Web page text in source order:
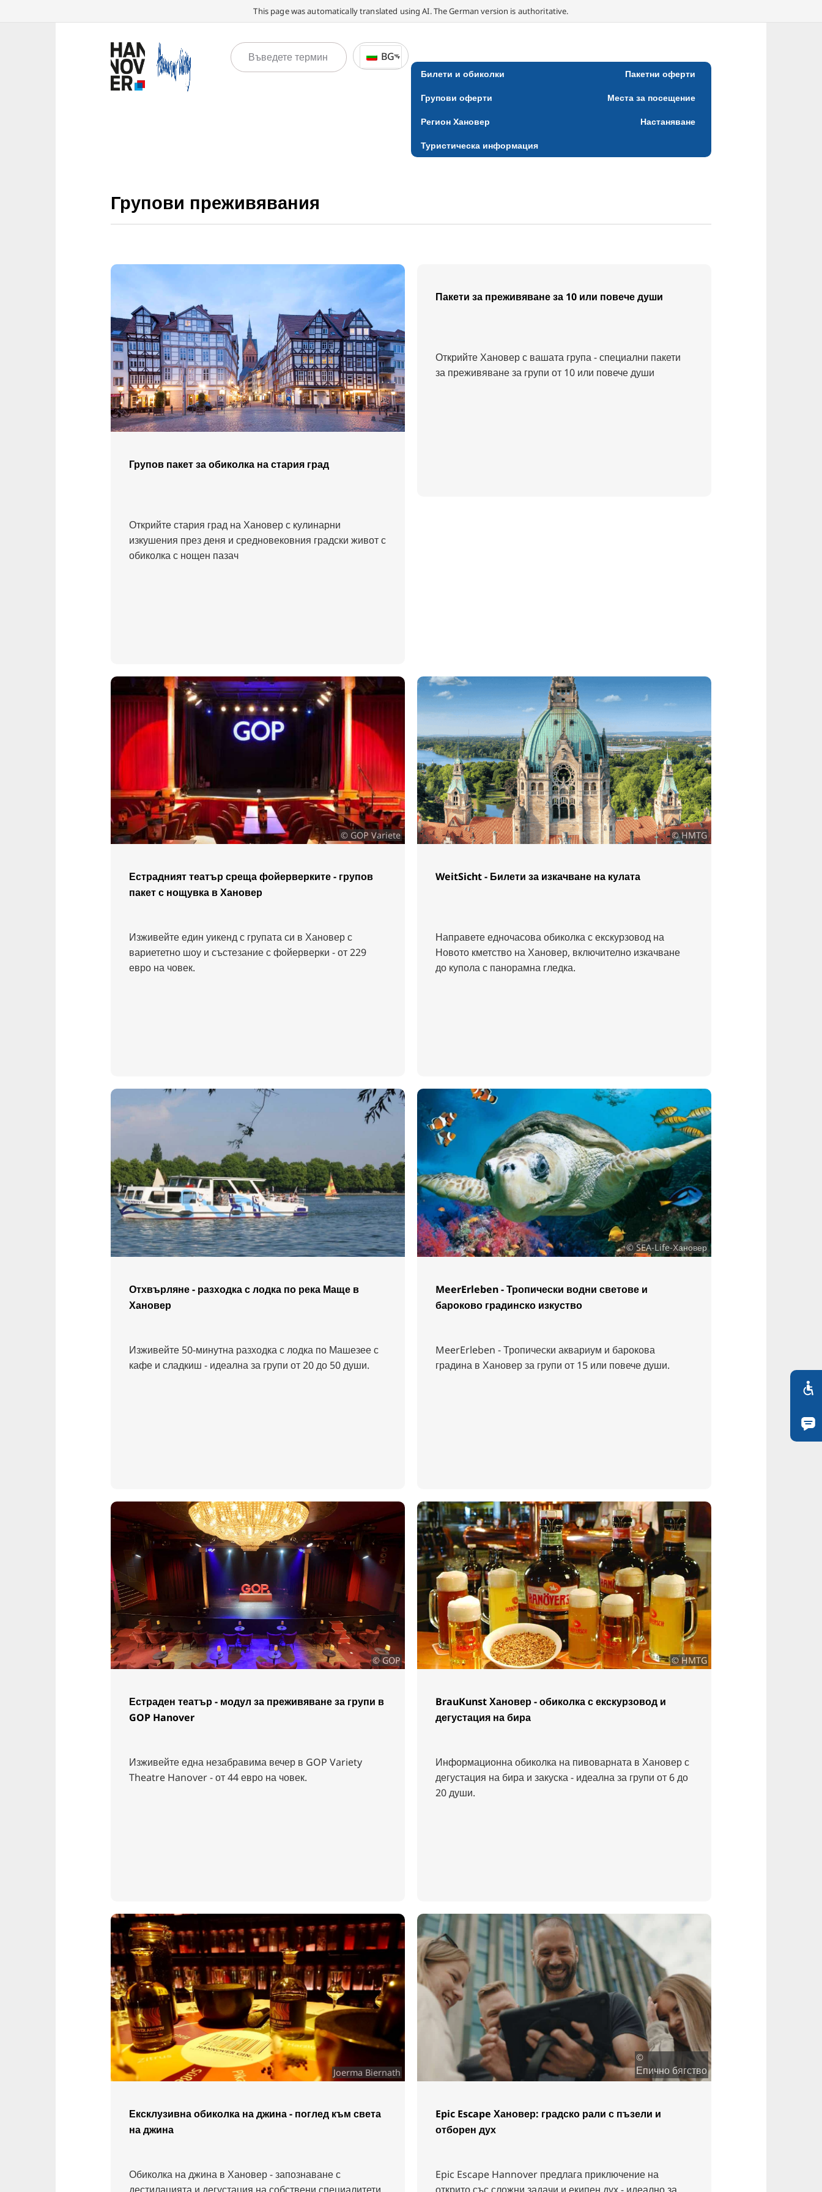
This page was automatically translated using AI. The German version is authoritative.
BG
Билети и обиколки Пакетни оферти
Групови оферти Места за посещение
Регион Хановер Настаняване
Туристическа информация
Групови преживявания
Групов пакет за обиколка на стария град
Открийте стария град на Хановер с кулинарни
изкушения през деня и средновековния градски живот с
обиколка с нощен пазач
Пакети за преживяване за 10 или повече души
Открийте Хановер с вашата група - специални пакети
за преживяване за групи от 10 или повече души
© GOP Variete
Естрадният театър среща фойерверките - групов
пакет с нощувка в Хановер
Изживейте един уикенд с групата си в Хановер с
вариететно шоу и състезание с фойерверки - от 229
евро на човек.
© HMTG
WeitSicht - Билети за изкачване на кулата
Направете едночасова обиколка с екскурзовод на
Новото кметство на Хановер, включително изкачване
до купола с панорамна гледка.
Отхвърляне - разходка с лодка по река Маще в
Хановер
Изживейте 50-минутна разходка с лодка по Машезее с
кафе и сладкиш - идеална за групи от 20 до 50 души.
© SEA-Life-Хановер
MeerErleben - Тропически водни светове и
бароково градинско изкуство
MeerErleben - Тропически аквариум и барокова
градина в Хановер за групи от 15 или повече души.
© GOP
Естраден театър - модул за преживяване за групи в
GOP Hanover
Изживейте една незабравима вечер в GOP Variety
Theatre Hanover - от 44 евро на човек.
© HMTG
BrauKunst Хановер - обиколка с екскурзовод и
дегустация на бира
Информационна обиколка на пивоварната в Хановер с
дегустация на бира и закуска - идеална за групи от 6 до
20 души.
Joerma Biernath
Ексклузивна обиколка на джина - поглед към света
на джина
Обиколка на джина в Хановер - запознаване с
©
Епично бягство
Epic Escape Хановер: градско рали с пъзели и
отборен дух
Epic Escape Hannover предлага приключение на